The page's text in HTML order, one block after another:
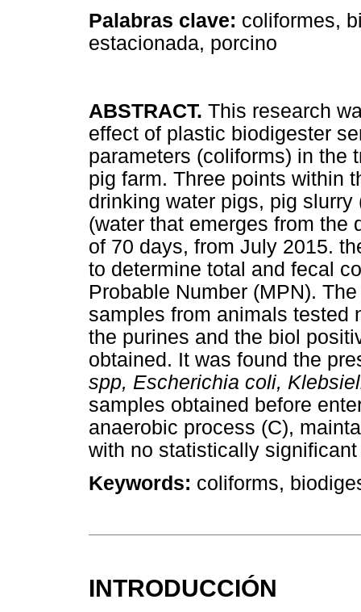
Palabras clave: coliformes,
estacionada, porcino
ABSTRACT. This research
effect of plastic biodigester
parameters (coliforms) in the
pig farm. Three points within
drinking water pigs, pig
(water that emerges from the
of 70 days, from July 2015.
to determine total and fecal
Probable Number (MPN).
samples from animals tested
the purines and the biol
obtained. It was found the
spp, Escherichia coli,
samples obtained before
anaerobic process (C),
with no statistically
Keywords: coliforms,
INTRODUCCIÓN